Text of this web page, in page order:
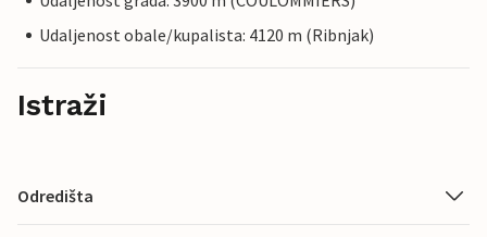
Udaljenost obale/kupalista: 4120 m (Ribnjak)
Istraži
Odredišta